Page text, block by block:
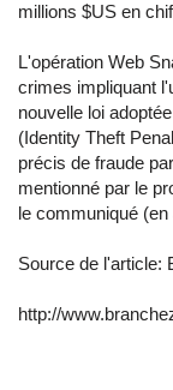
millions $US en
L'opération Web
crimes impliquant
nouvelle loi
(Identity Theft
précis de fraude
mentionné par le
le communiqué (en
Source de l'article:
http://